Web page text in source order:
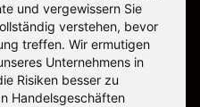
und vergewissern Sie
verstehen, bevor
treffen. Wir ermutigen
Unternehmens in
Risiken besser zu
Handelsgeschäften